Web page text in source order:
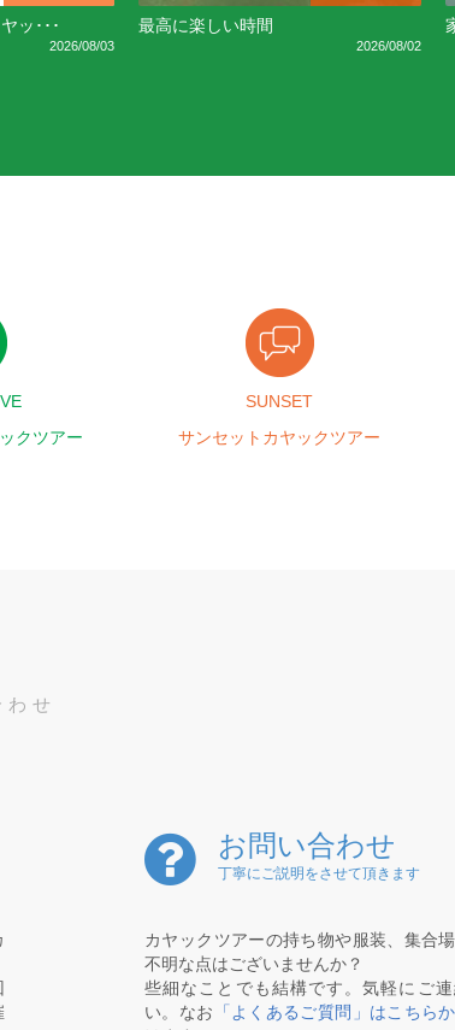
ッ･･･
2026/08/03
最高に楽しい時間
2026/08/02
クツアー
SUNSET
サンセットカヤックツアー
せ
お問い合わせ
丁寧にご説明をさせて頂きます
カヤックツアーの持ち物や服装、集合
不明な点はございませんか？
些細なことでも結構です。気軽にご連
い。なお 「よくあるご質問」はこちら